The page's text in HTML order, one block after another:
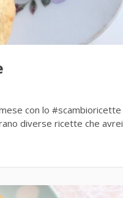
con lo #scambioricette
diverse ricette che avrei